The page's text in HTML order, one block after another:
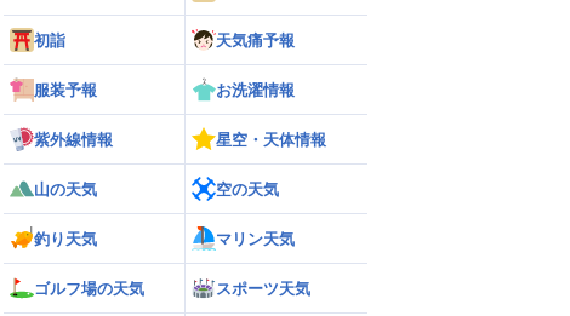
初詣 天気痛予報
服装予報 お洗濯情報
紫外線情報 星空・天体情報
山の天気 空の天気
釣り天気 マリン天気
ゴルフ場の天気 スポーツ天気